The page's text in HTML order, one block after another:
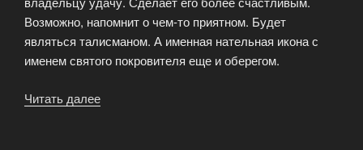
Возможно, напомнит о чем-то приятном. Будет
являться талисманом. А именная нательная икона с
именем святого покровителя еще и оберегом.
Читать далее